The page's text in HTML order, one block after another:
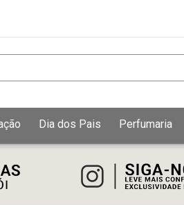
Dia dos Pais Perfumaria